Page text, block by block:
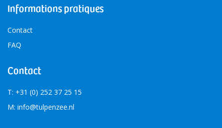
Informations pratiques
Contact
FAQ
Contact
T: +31 (0) 252 37 25 15
M: info@tulpenzee.nl